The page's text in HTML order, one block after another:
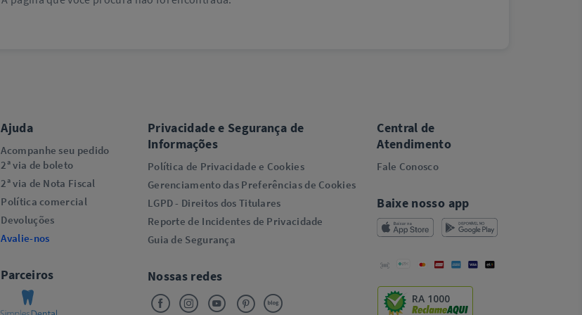
Ajuda
Acompanhe seu pedido
2ª via de boleto
2ª via de Nota Fiscal
Política comercial
Devoluções
Avalie-nos
Parceiros
Privacidade e Segurança de
Informações
Política de Privacidade e Cookies
Gerenciamento das Preferências de Cookies
LGPD - Direitos dos Titulares
Reporte de Incidentes de Privacidade
Guia de Segurança
Nossas redes
Central de
Atendimento
Fale Conosco
Baixe nosso app
RA 1000